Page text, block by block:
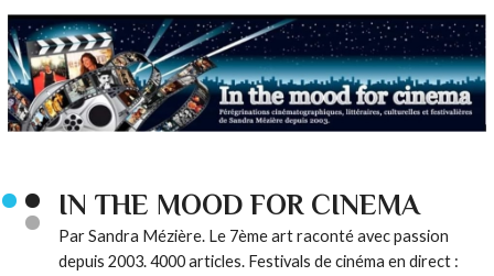
IN THE MOOD FOR CINEMA
Par Sandra Mézière. Le 7ème art raconté avec passion
depuis 2003. 4000 articles. Festivals de cinéma en direct :